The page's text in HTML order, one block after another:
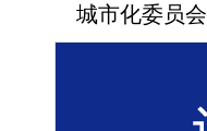
城市化委员会